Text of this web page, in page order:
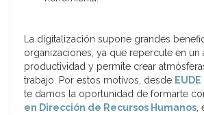
La digitalización supone grandes
organizaciones, ya que repercute en un
productividad y permite crear
trabajo. Por estos motivos, desde
te damos la oportunidad de formarte
en Dirección de Recursos Humanos,